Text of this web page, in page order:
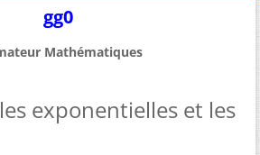
gg0
Mathématiques
exponentielles et les